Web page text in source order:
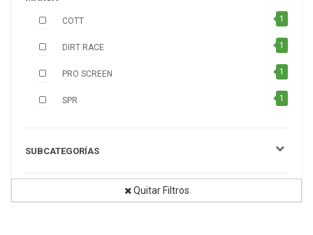
COTT 1
DIRT RACE 1
PRO SCREEN 1
SPR 1
SUBCATEGORÍAS
Quitar Filtros